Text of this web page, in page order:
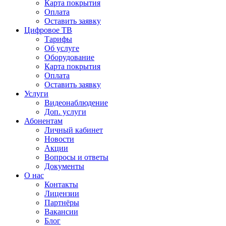
Карта покрытия
Оплата
Оставить заявку
Цифровое ТВ
Тарифы
Об услуге
Оборудование
Карта покрытия
Оплата
Оставить заявку
Услуги
Видеонаблюдение
Доп. услуги
Абонентам
Личный кабинет
Новости
Акции
Вопросы и ответы
Документы
О нас
Контакты
Лицензии
Партнёры
Вакансии
Блог